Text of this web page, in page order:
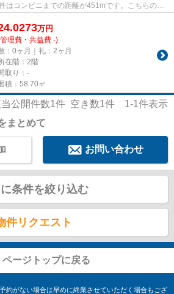
はコンビニまでの距離が451mです。こちらの物
ます。落...
万円
理費・共益費 -)
：0ヶ月｜礼：2ヶ月
在階：2階
取り：-
積：58.70㎡
公開件数1件 空き数1件 1-1件表示
まとめて
お問い合わせ
条件を絞り込む
件リクエスト
ページトップに戻る
約がない場合は早めに終業させていただく場合もござ